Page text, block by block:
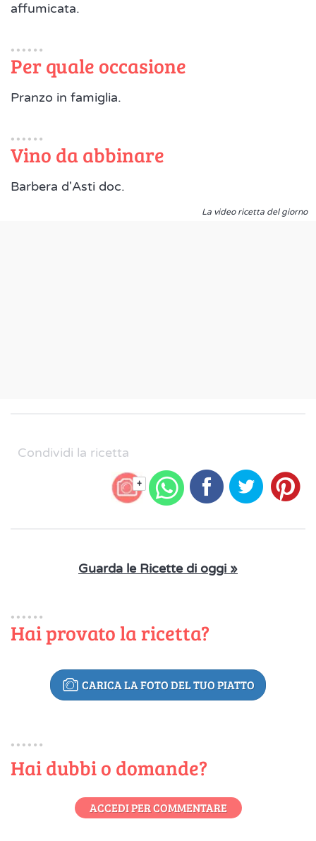
affumicata.
Per quale occasione
Pranzo in famiglia.
Vino da abbinare
Barbera d'Asti doc.
La video ricetta del giorno
Condividi la ricetta
+
Guarda le Ricette di oggi »
Hai provato la ricetta?
CARICA LA FOTO DEL TUO PIATTO
Hai dubbi o domande?
ACCEDI PER COMMENTARE